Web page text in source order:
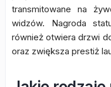
transmitowane na
widzów. Nagroda
również otwiera drzwi
oraz zwiększa prestiż